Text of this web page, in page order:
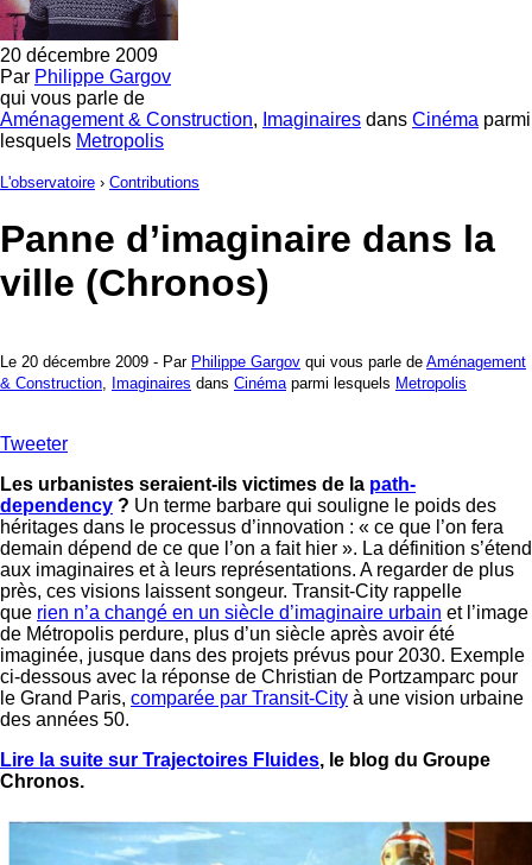
20 décembre 2009
Par Philippe Gargov
qui vous parle de
Aménagement & Construction, Imaginaires dans Cinéma parmi
lesquels Metropolis
L'observatoire › Contributions
Panne d’imaginaire dans la
ville (Chronos)
Le 20 décembre 2009 - Par Philippe Gargov qui vous parle de Aménagement
& Construction Imaginaires dans Cinéma parmi lesquels Metropolis
Tweeter
Les urbanistes seraient-ils victimes de la path-
dependency ? Un terme barbare qui souligne le poids des
héritages dans le processus d’innovation : « ce que l’on fera
demain dépend de ce que l’on a fait hier ». La définition s’étend
aux imaginaires et à leurs représentations. A regarder de plus
près, ces visions laissent songeur. Transit-City rappelle
que rien n’a changé en un siècle d’imaginaire urbain et l’image
de Métropolis perdure, plus d’un siècle après avoir été
imaginée, jusque dans des projets prévus pour 2030. Exemple
ci-dessous avec la réponse de Christian de Portzamparc pour
le Grand Paris, comparée par Transit-City à une vision urbaine
des années 50.
Lire la suite sur Trajectoires Fluides, le blog du Groupe
Chronos.